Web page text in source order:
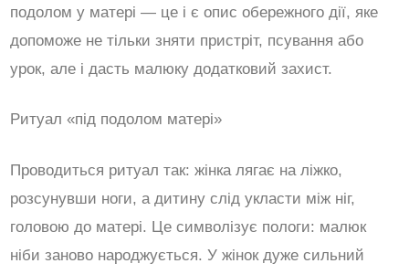
подолом у матері — це і є опис обережного дії, яке
допоможе не тільки зняти пристріт, псування або
урок, але і дасть малюку додатковий захист.
Ритуал «під подолом матері»
Проводиться ритуал так: жінка лягає на ліжко,
розсунувши ноги, а дитину слід укласти між ніг,
головою до матері. Це символізує пологи: малюк
ніби заново народжується. У жінок дуже сильний